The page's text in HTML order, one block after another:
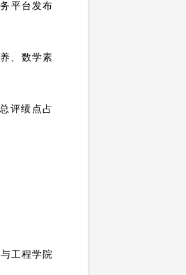
平台发布
、数学素
评绩点占
工程学院